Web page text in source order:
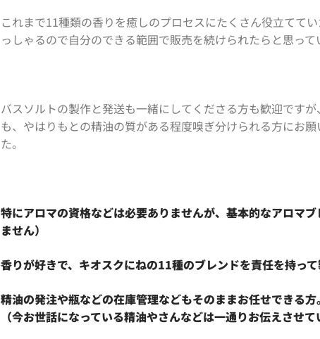
これまで11種類の香りを癒しのプロセスにたくさん役立てて
っしゃるので自分のできる範囲で販売を続けられたらと思って
バスソルトの製作と発送も一緒にしてくださる方も歓迎です
も、やはりもとの精油の質がある程度嗅ぎ分けられる方にお
た。
特にアロマの資格などは必要ありませんが、基本的なアロマ
ません）
香りが好きで、キオスクにねの11種のブレンドを責任を持って
精油の発注や瓶などの在庫管理などもそのままお任せできる方。
（今お世話になっている精油やさんなどは一通りお伝えさせて